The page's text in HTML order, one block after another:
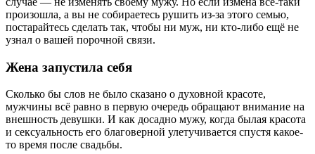
произошла, а вы не собираетесь рушить из-за этого семью,
постарайтесь сделать так, чтобы ни муж, ни кто-либо ещё не
узнал о вашей порочной связи.
Жена запустила себя
Сколько бы слов не было сказано о духовной красоте,
мужчины всё равно в первую очередь обращают внимание на
внешность девушки. И как досадно мужу, когда былая красота
и сексуальность его благоверной улетучивается спустя какое-
то время после свадьбы.